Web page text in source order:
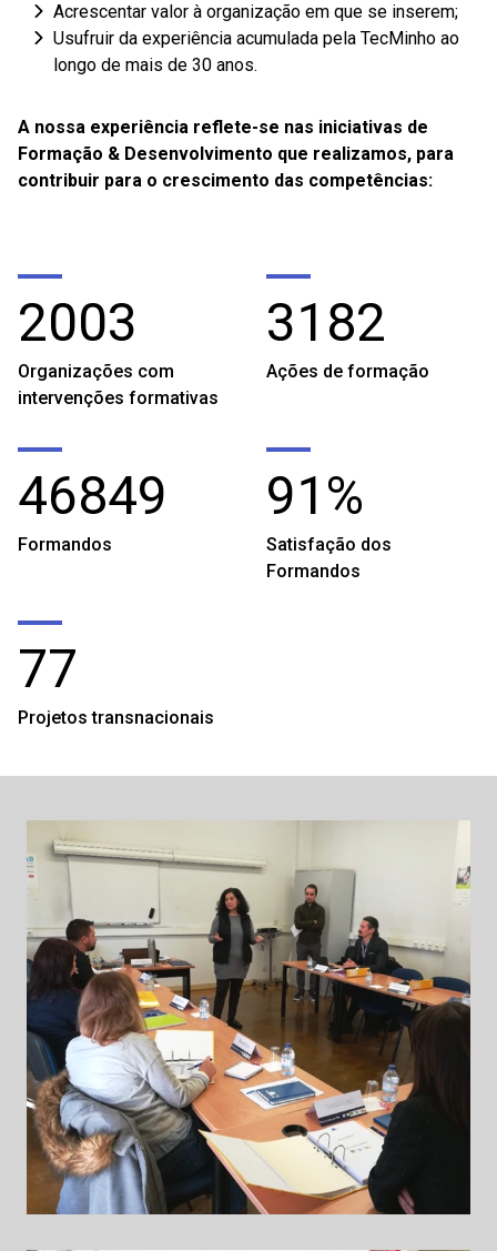
Acrescentar valor à organização em que se inserem;
Usufruir da experiência acumulada pela TecMinho ao
longo de mais de 30 anos.
A nossa experiência reflete-se nas iniciativas de
Formação & Desenvolvimento que realizamos, para
contribuir para o crescimento das competências:
2003
Organizações com
intervenções formativas
3182
Ações de formação
46849
Formandos
91%
Satisfação dos
Formandos
77
Projetos transnacionais